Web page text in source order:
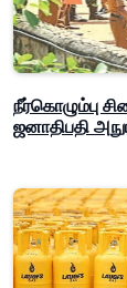
நீர்கொழும்பு
ஜனாதிபதி